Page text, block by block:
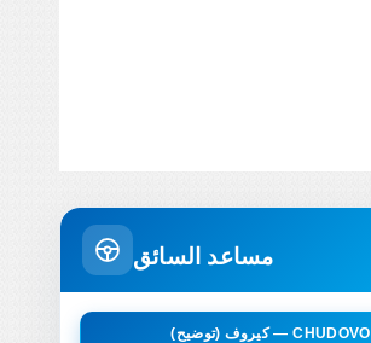
مساعد السائق
كيروف (توضيح) — CHUDOVO